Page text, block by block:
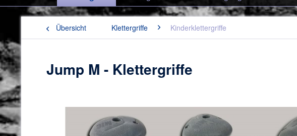
Übersicht Klettergriffe Kinderklettergriffe
Jump M - Klettergriffe